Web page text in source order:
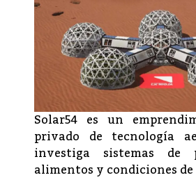
Solar54 es un
privado de tecnología
investiga sistemas de
alimentos y condiciones